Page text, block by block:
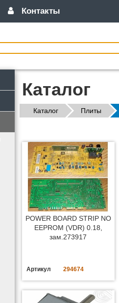
Контакты
Каталог
Каталог Плиты
POWER BOARD STRIP NO
EEPROM (VDR) 0.18,
зам.273917
Артикул 294674